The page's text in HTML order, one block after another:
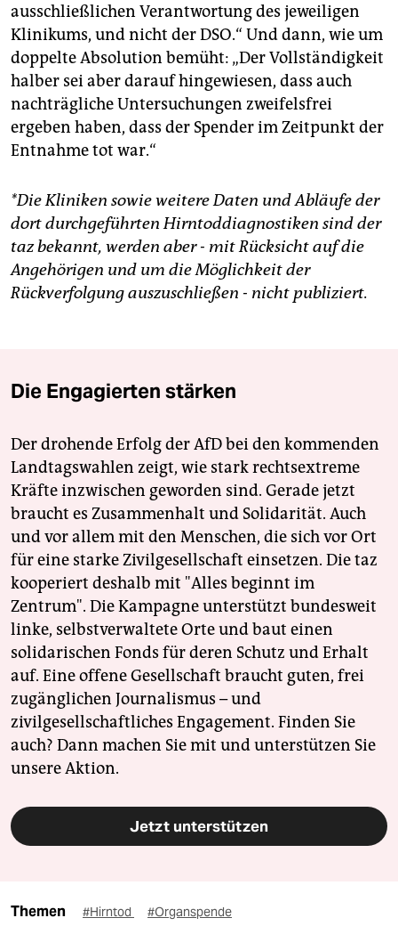
ausschließlichen Verantwortung des jeweiligen
Klinikums, und nicht der DSO.“ Und dann, wie um
doppelte Absolution bemüht: „Der Vollständigkeit
halber sei aber darauf hingewiesen, dass auch
nachträgliche Untersuchungen zweifelsfrei
ergeben haben, dass der Spender im Zeitpunkt der
Entnahme tot war.“
*Die Kliniken sowie weitere Daten und Abläufe der
dort durchgeführten Hirntoddiagnostiken sind der
taz bekannt, werden aber - mit Rücksicht auf die
Angehörigen und um die Möglichkeit der
Rückverfolgung auszuschließen - nicht publiziert.
Die Engagierten stärken
Der drohende Erfolg der AfD bei den kommenden
Landtagswahlen zeigt, wie stark rechtsextreme
Kräfte inzwischen geworden sind. Gerade jetzt
braucht es Zusammenhalt und Solidarität. Auch
und vor allem mit den Menschen, die sich vor Ort
für eine starke Zivilgesellschaft einsetzen. Die taz
kooperiert deshalb mit "Alles beginnt im
Zentrum". Die Kampagne unterstützt bundesweit
linke, selbstverwaltete Orte und baut einen
solidarischen Fonds für deren Schutz und Erhalt
auf. Eine offene Gesellschaft braucht guten, frei
zugänglichen Journalismus – und
zivilgesellschaftliches Engagement. Finden Sie
auch? Dann machen Sie mit und unterstützen Sie
unsere Aktion.
Jetzt unterstützen
Themen #Hirntod #Organspende